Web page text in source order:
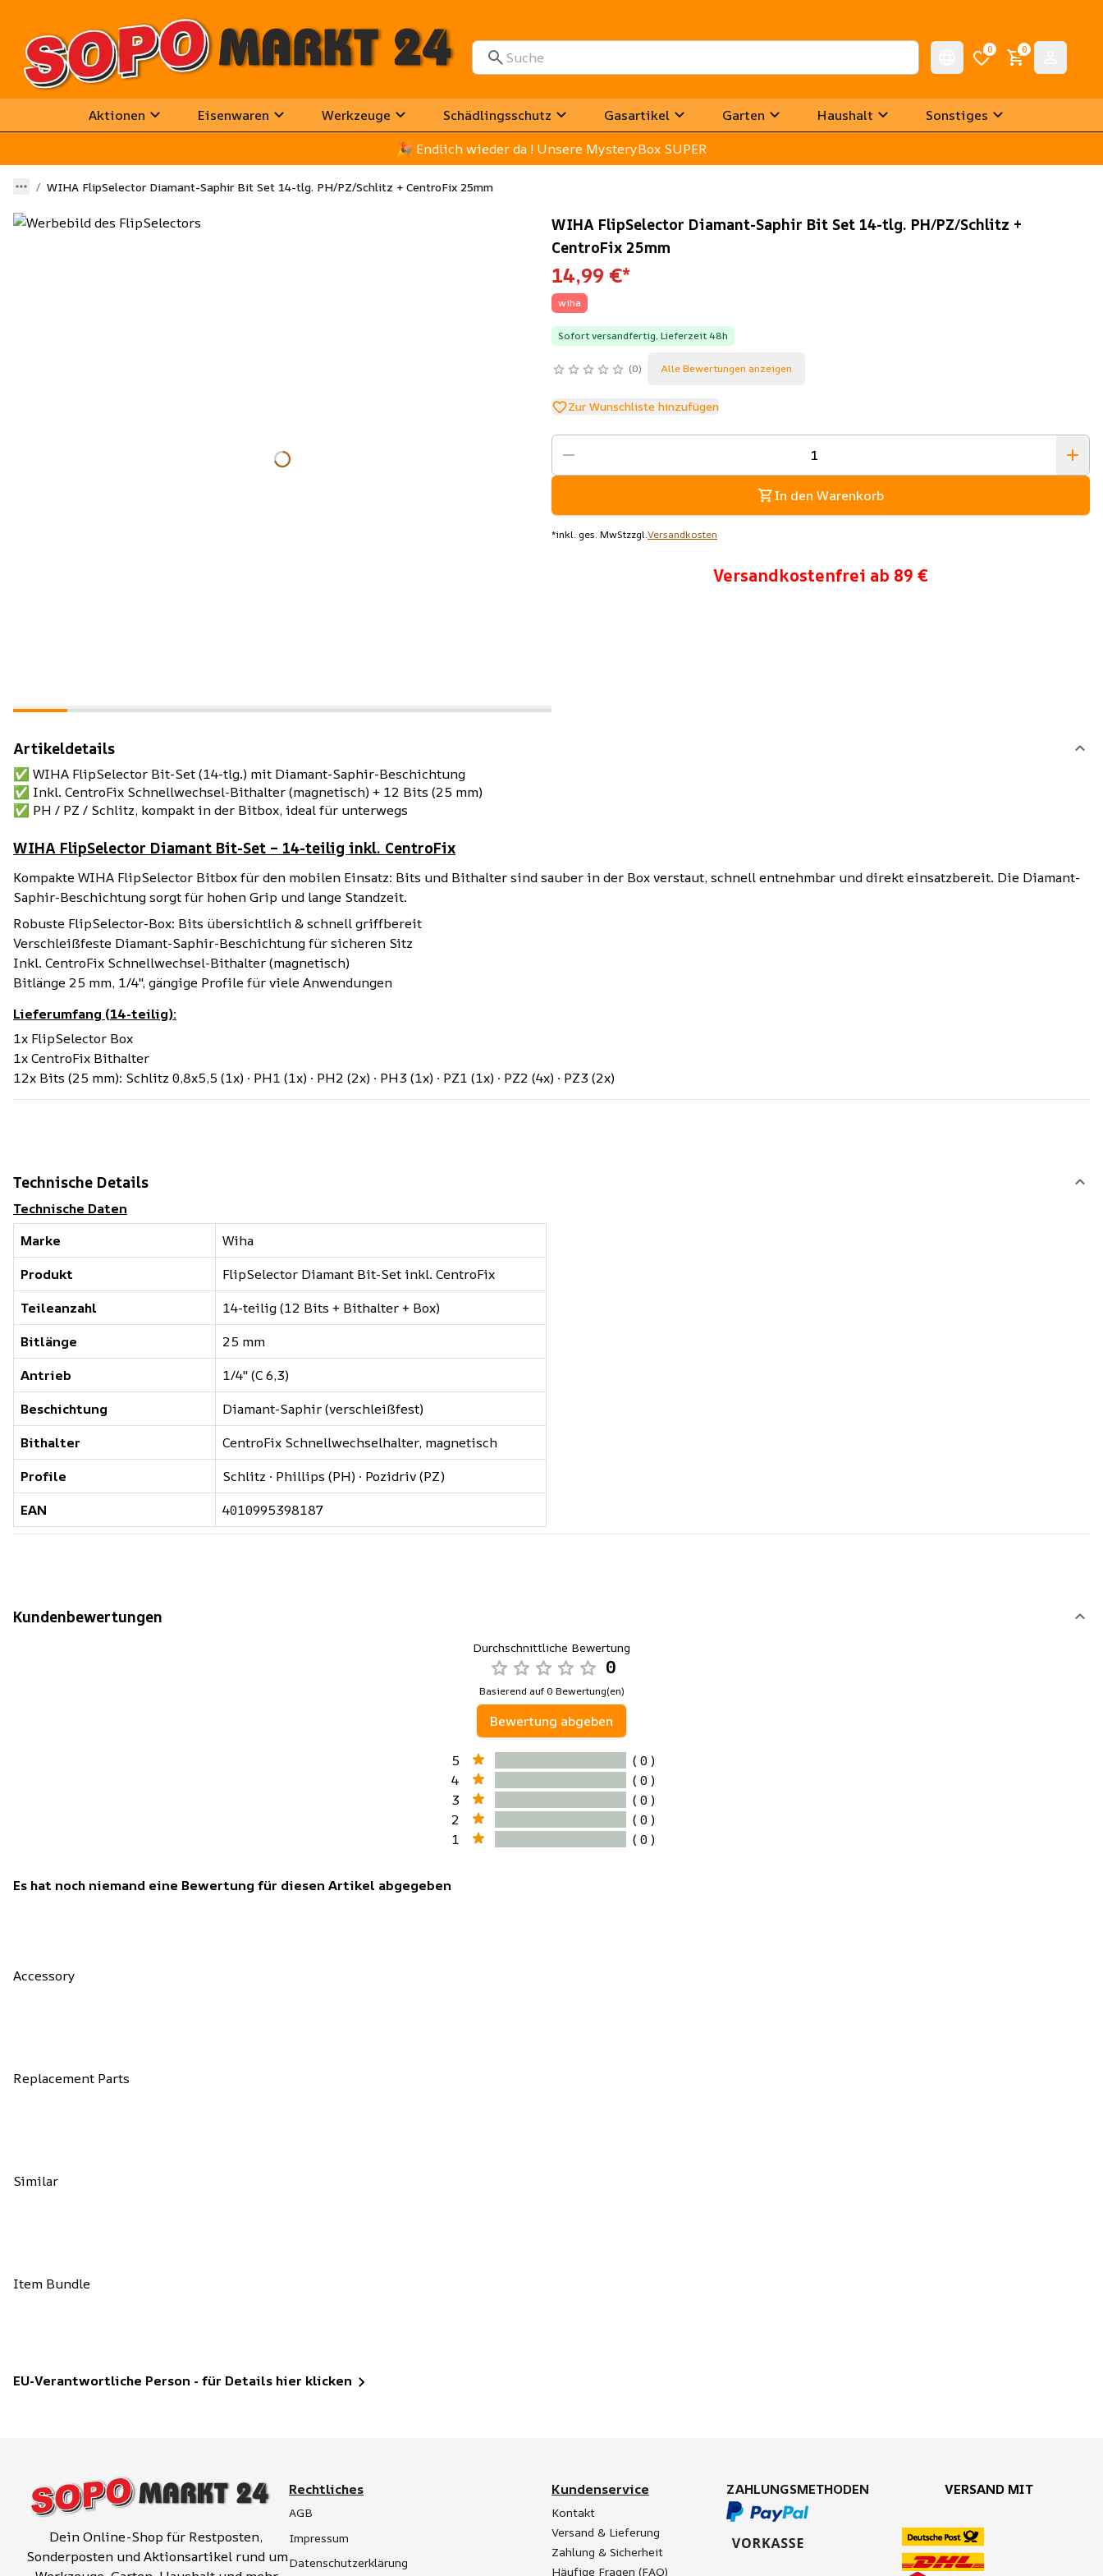
0 0
Aktionen Eisenwaren Werkzeuge Schädlingsschutz Gasartikel Garten Haushalt
Sonstiges
🎉 Endlich wieder da ! Unsere MysteryBox SUPER
WIHA FlipSelector Diamant-Saphir Bit Set 14-tlg. PH/PZ/Schlitz + CentroFix 25mm
WIHA FlipSelector Diamant-Saphir Bit Set 14-tlg. PH/PZ/Schlitz +
CentroFix 25mm
14,99 €*
wiha
Sofort versandfertig, Lieferzeit 48h
0 Alle Bewertungen anzeigen
Zur Wunschliste hinzufügen
In den Warenkorb
*inkl. ges. MwStzzgl.Versandkosten
Versandkostenfrei ab 89 €
Artikeldetails
✅ WIHA FlipSelector Bit-Set (14-tlg.) mit Diamant-Saphir-Beschichtung
✅ Inkl. CentroFix Schnellwechsel-Bithalter (magnetisch) + 12 Bits (25 mm)
✅ PH / PZ / Schlitz, kompakt in der Bitbox, ideal für unterwegs
WIHA FlipSelector Diamant Bit-Set – 14-teilig inkl. CentroFix
Kompakte WIHA FlipSelector Bitbox für den mobilen Einsatz: Bits und Bithalter sind sauber in der Box verstaut, schnell entnehmbar und direkt einsatzbereit. Die Diamant-
Saphir-Beschichtung sorgt für hohen Grip und lange Standzeit.
Robuste FlipSelector-Box: Bits übersichtlich & schnell griffbereit
Verschleißfeste Diamant-Saphir-Beschichtung für sicheren Sitz
Inkl. CentroFix Schnellwechsel-Bithalter (magnetisch)
Bitlänge 25 mm, 1/4", gängige Profile für viele Anwendungen
Lieferumfang (14-teilig):
1x FlipSelector Box
1x CentroFix Bithalter
12x Bits (25 mm): Schlitz 0,8x5,5 (1x) · PH1 (1x) · PH2 (2x) · PH3 (1x) · PZ1 (1x) · PZ2 (4x) · PZ3 (2x)
Technische Details
Technische Daten
Marke
Wiha
Produkt
FlipSelector Diamant Bit-Set inkl. CentroFix
Teileanzahl
14-teilig (12 Bits + Bithalter + Box)
Bitlänge
25 mm
Antrieb
1/4" (C 6,3)
Beschichtung
Diamant-Saphir (verschleißfest)
Bithalter
CentroFix Schnellwechselhalter, magnetisch
Profile
Schlitz · Phillips (PH) · Pozidriv (PZ)
EAN
4010995398187
Kundenbewertungen
Durchschnittliche Bewertung
0
Basierend auf 0 Bewertung(en)
Bewertung abgeben
5
( 0 )
4
( 0 )
3
( 0 )
2
( 0 )
1
( 0 )
Es hat noch niemand eine Bewertung für diesen Artikel abgegeben
Accessory
Replacement Parts
Similar
Item Bundle
EU-Verantwortliche Person - für Details hier klicken
Dein Online-Shop für Restposten,
Sonderposten und Aktionsartikel rund um
Rechtliches
AGB
Impressum
Datenschutzerklärung
Kundenservice
Kontakt
Versand & Lieferung
Zahlung & Sicherheit
Häufige Fragen (FAQ)
ZAHLUNGSMETHODEN VERSAND MIT